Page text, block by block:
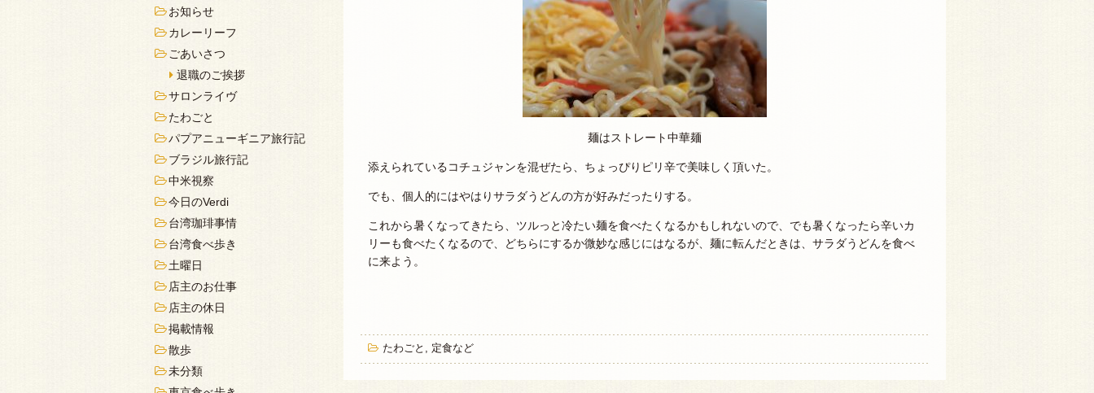
麺はストレート中華麺
添えられているコチュジャンを混ぜたら、ちょっぴりピリ辛で美味しく頂いた。
でも、個人的にはやはりサラダうどんの方が好みだったりする。
これから暑くなってきたら、ツルっと冷たい麺を食べたくなるかもしれないので、でも暑くなったら辛いカ
リーも食べたくなるので、どちらにするか微妙な感じにはなるが、麺に転んだときは、サラダうどんを食べ
に来よう。
たわごと , 定食など
お知らせ
カレーリーフ
ごあいさつ
退職のご挨拶
サロンライヴ
たわごと
パプアニューギニア旅行記
ブラジル旅行記
中米視察
今日のVerdi
台湾珈琲事情
台湾食べ歩き
土曜日
店主のお仕事
店主の休日
掲載情報
散歩
未分類